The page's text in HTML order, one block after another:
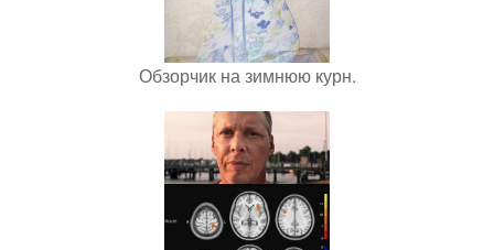
Обзорчик на зимнюю курн.